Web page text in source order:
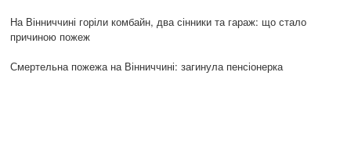
На Вінниччині горіли комбайн, два сінники та гараж: що стало
причиною пожеж
Смертельна пожежа на Вінниччині: загинула пенсіонерка